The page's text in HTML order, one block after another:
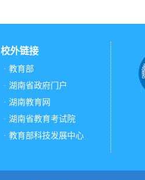
校外链接
· 教育部
· 湖南省政府门户
· 湖南教育网
· 湖南省教育考试院
· 教育部科技发展中心